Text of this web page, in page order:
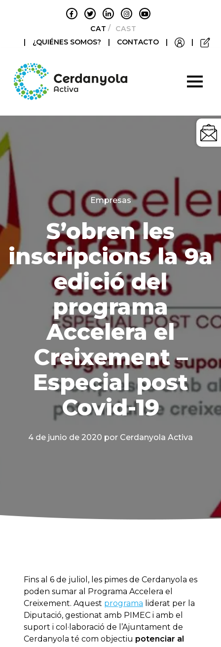
CATALÀCASTELLANO
|
¿QUIÉNES SOMOS? | CONTACTO | |
Categories
Empresas
S’obren les
inscripcions la 9a
edició del
programa
Accelera el
Creixement –
Especial post
Covid-19
4 de junio de 2020 por Cerdanyola Activa
Fins al 6 de juliol, les pimes de Cerdanyola es
poden sumar al Programa Accelera el
Creixement. Aquest programa liderat per la
Diputació, gestionat amb PIMEC i amb el
suport i col·laboració de l’Ajuntament de
Cerdanyola té com objectiu potenciar al